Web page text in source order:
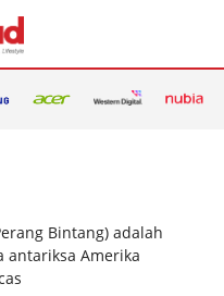
Bintang) adalah
antariksa Amerika